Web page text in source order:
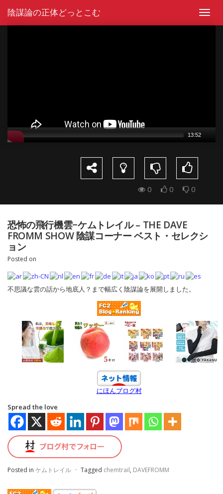
陰謀論の正体どっとこむ
13:52
0 0 0
恐怖の飛行機雲−ケムトレイル – THE DAVE
FROMM SHOW 陰謀コーナー ベスト・セレクシ
ョン
Posted on
不思議な雲の話から地底人？まで幅広く陰謀論を展開しました。
にほんブログ村
Spread the love
Posted in ケムトレイル · Tagged chemtrail, DAVEFROMM